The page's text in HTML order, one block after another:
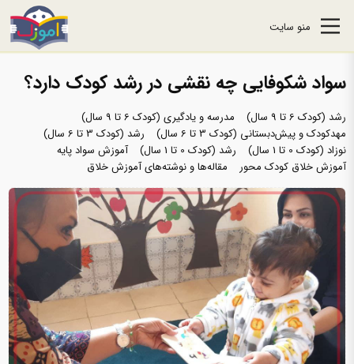
منو سایت
سواد شکوفایی چه نقشی در رشد کودک دارد؟
رشد (کودک 6 تا 9 سال)
مدرسه و یادگیری (کودک 6 تا 9 سال)
مهدکودک و پیش‌دبستانی (کودک 3 تا 6 سال)
رشد (کودک 3 تا 6 سال)
نوزاد (کودک 0 تا 1 سال)
رشد (کودک 0 تا 1 سال)
آموزش سواد پایه
آموزش خلاق کودک محور
مقاله‌ها و نوشته‌های آموزش خلاق